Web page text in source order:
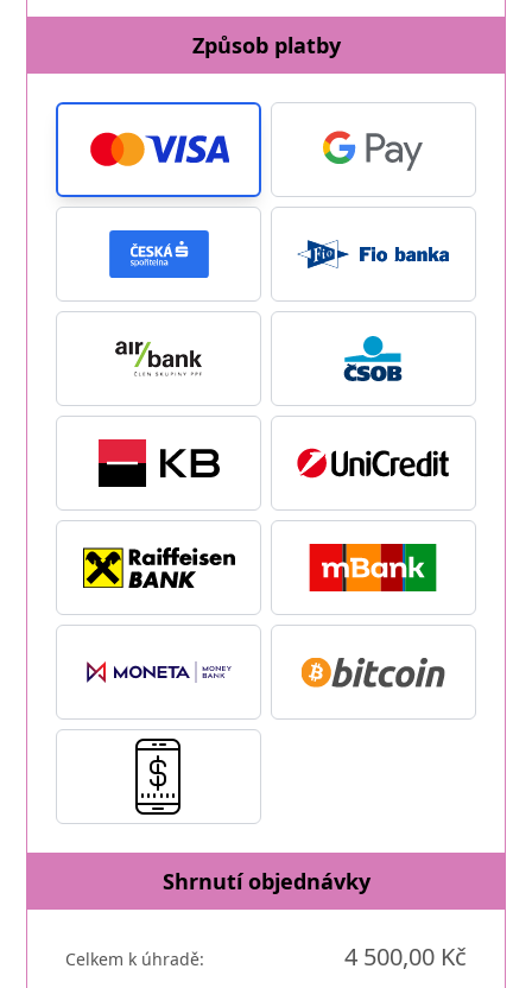
Způsob platby
Shrnutí objednávky
Celkem k úhradě: 4 500,00 Kč